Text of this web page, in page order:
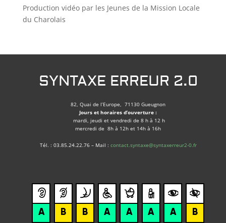
Production vidéo par les Jeunes de la Mission Locale
du Charolais
SYNTAXE ERREUR 2.0
82, Quai de l’Europe, 71130 Gueugnon
Jours et horaires d’ouverture :
mardi, jeudi et vendredi de 8 h à 12 h
mercredi de 8h à 12h et 14h à 16h
Tél. : 03.85.24.22.76 – Mail : contact.syntaxe@syntaxerreur2-0.fr